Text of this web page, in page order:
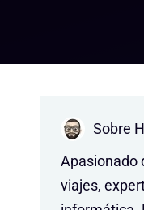
Sobre
Apasionado
viajes,